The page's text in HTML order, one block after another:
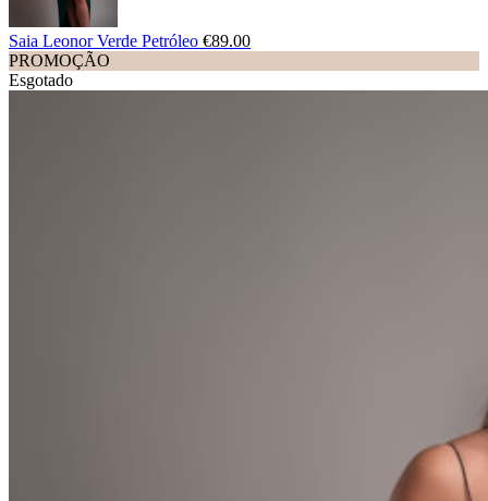
Saia Leonor Verde Petróleo €89.00
PROMOÇÃO
Esgotado